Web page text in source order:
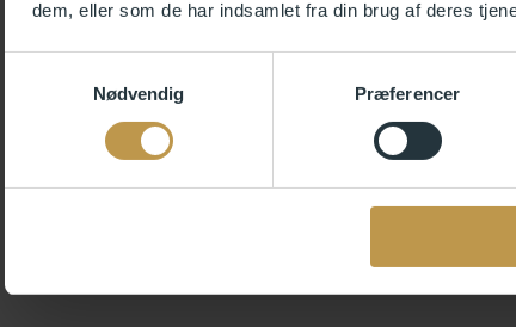
dem, eller som de har indsamlet fra din brug af deres
Nødvendig
Præferencer